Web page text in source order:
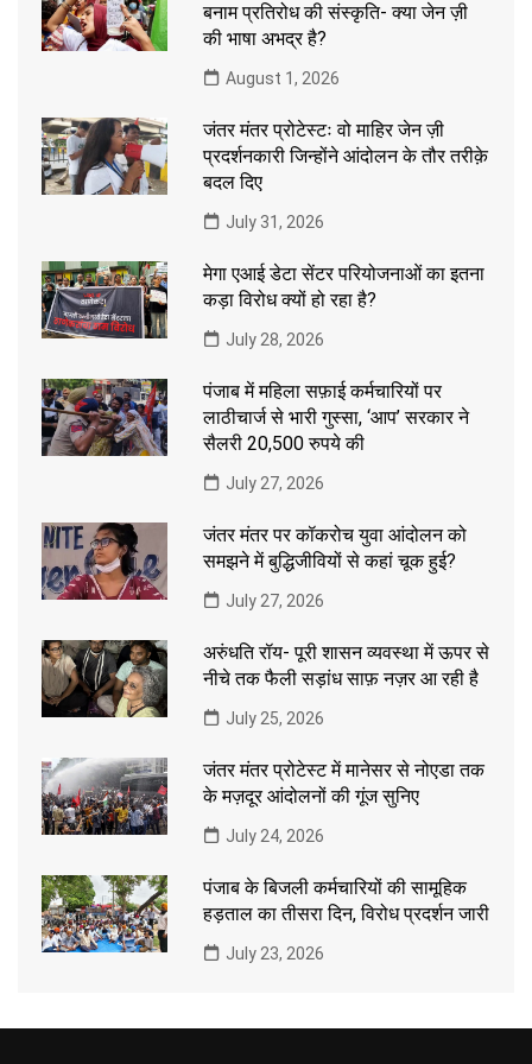
बनाम प्रतिरोध की संस्कृति- क्या जेन ज़ी
की भाषा अभद्र है?
August 1, 2026
जंतर मंतर प्रोटेस्टः वो माहिर जेन ज़ी
प्रदर्शनकारी जिन्होंने आंदोलन के तौर तरीक़े
बदल दिए
July 31, 2026
मेगा एआई डेटा सेंटर परियोजनाओं का इतना
कड़ा विरोध क्यों हो रहा है?
July 28, 2026
पंजाब में महिला सफ़ाई कर्मचारियों पर
लाठीचार्ज से भारी गुस्सा, ‘आप’ सरकार ने
सैलरी 20,500 रुपये की
July 27, 2026
जंतर मंतर पर कॉकरोच युवा आंदोलन को
समझने में बुद्धिजीवियों से कहां चूक हुई?
July 27, 2026
अरुंधति रॉय- पूरी शासन व्यवस्था में ऊपर से
नीचे तक फैली सड़ांध साफ़ नज़र आ रही है
July 25, 2026
जंतर मंतर प्रोटेस्ट में मानेसर से नोएडा तक
के मज़दूर आंदोलनों की गूंज सुनिए
July 24, 2026
पंजाब के बिजली कर्मचारियों की सामूहिक
हड़ताल का तीसरा दिन, विरोध प्रदर्शन जारी
July 23, 2026